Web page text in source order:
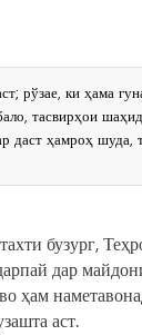
рўзае, ки ҳама
тасвирҳои
даст ҳамроҳ шуда,
бузург,
дар
ҳам
аст.